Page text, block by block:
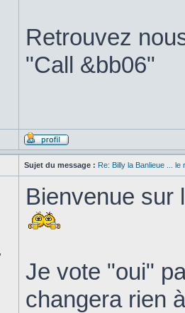
Retrouvez
"Call &bb06"
Sujet du message : Re: Billy la Banlieue ... le
Bienvenue sur
Je vote "oui"
changera rien